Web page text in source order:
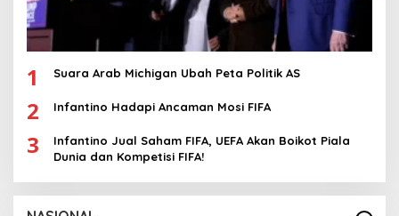
1 Suara Arab Michigan Ubah Peta Politik AS
2 Infantino Hadapi Ancaman Mosi FIFA
3
Infantino Jual Saham FIFA, UEFA Akan Boikot Piala
Dunia dan Kompetisi FIFA!